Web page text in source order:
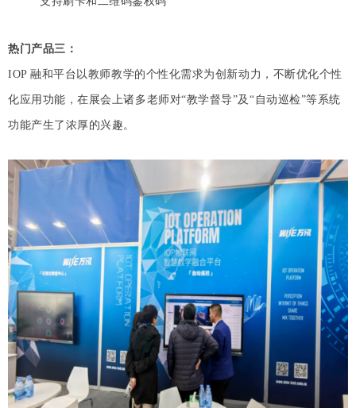
热门产品三：
IOP 融和平台以教师教学的个性化需求为创新动力，不断优化个性
化应用功能，在展会上诸多老师对“教学督导”及“自动巡检”等系统
功能产生了浓厚的兴趣。